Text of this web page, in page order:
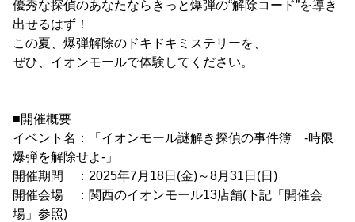
優秀な探偵のあなたならきっと爆弾の“解除コード”を導き
出せるはず！
この夏、爆弾解除のドキドキミステリーを、
ぜひ、イオンモールで体験してください。
■開催概要
イベント名：「イオンモール謎解き探偵の事件簿 -時限
爆弾を解除せよ-」
開催期間 ：2025年7月18日(金)～8月31日(日)
開催会場 ：関西のイオンモール13店舗(下記「開催会
場」参照)